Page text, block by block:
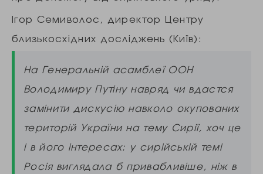
Ігор Семиволос, директор Центру
близькосхідних досліджень (Київ):
На Генеральній асамблеї ООН
Володимиру Путіну навряд чи вдастся
замінити дискусію навколо окупованих
територій України на тему Сирії, хоч це
і в його інтересах: у сирійській темі
Росія виглядала б привабливіше, ніж в